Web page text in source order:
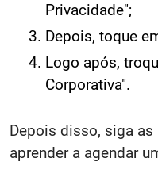
Privacidade";
Depois, toque
Logo após,
Corporativa".
Depois disso, siga
aprender a agendar